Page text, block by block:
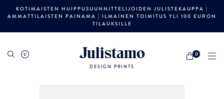
KOTIMAISTEN HUIPPUSUUNNITTELIJOIDEN JULISTEKAUPPA |
AMMATTILAISTEN PAINAMA | ILMAINEN TOIMITUS YLI 100 EURON
TILAUKSILLE
Julistamo
DESIGN PRINTS
0